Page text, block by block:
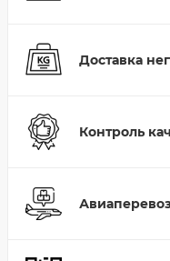
Доставка
Контроль